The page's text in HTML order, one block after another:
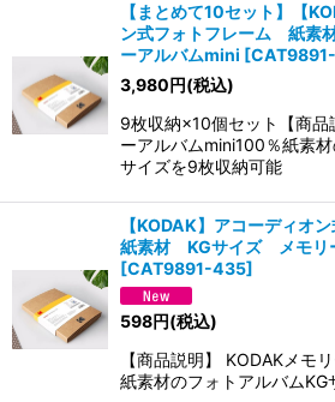
絞り込む
【まとめて10セット】【
ン式フォトフレーム 紙
ーアルバムmini [
3,980円(税込)
9枚収納×10個セット【商品
ーアルバムmini100％紙素
サイズを9枚収納可能
【KODAK】アコーディオ
紙素材 KGサイズ メモリ
[CAT9891-435]
598円(税込)
【商品説明】 KODAKメモ
紙素材のフォトアルバム